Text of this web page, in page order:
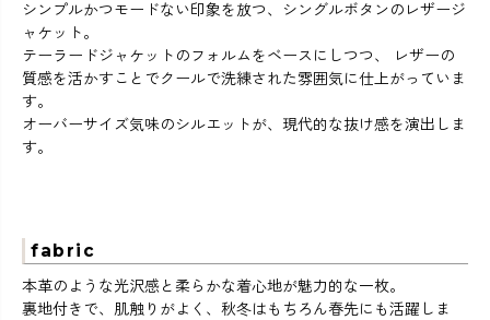
シンプルかつモードない印象を放つ、シングルボタンのレザージ
ャケット。
テーラードジャケットのフォルムをベースにしつつ、 レザーの
質感を活かすことでクールで洗練された雰囲気に仕上がっていま
す。
オーバーサイズ気味のシルエットが、現代的な抜け感を演出しま
す。
fabric
本革のような光沢感と柔らかな着心地が魅力的な一枚。
裏地付きで、肌触りがよく、秋冬はもちろん春先にも活躍しま